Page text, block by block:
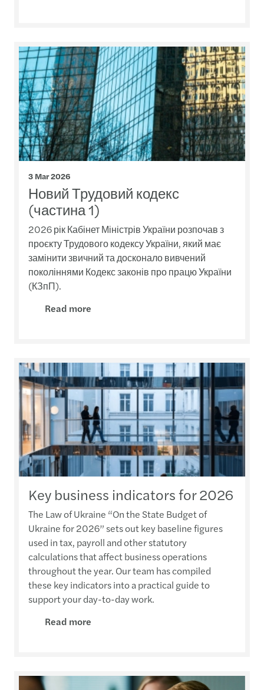
3 Mar 2026
Новий Трудовий кодекс
(частина 1)
2026 рік Кабінет Міністрів України розпочав з
проєкту Трудового кодексу України, який має
замінити звичний та досконало вивчений
поколіннями Кодекс законів про працю України
(КЗпП).
Read more
Key business indicators for 2026
The Law of Ukraine “On the State Budget of
Ukraine for 2026” sets out key baseline figures
used in tax, payroll and other statutory
calculations that affect business operations
throughout the year. Our team has compiled
these key indicators into a practical guide to
support your day-to-day work.
Read more